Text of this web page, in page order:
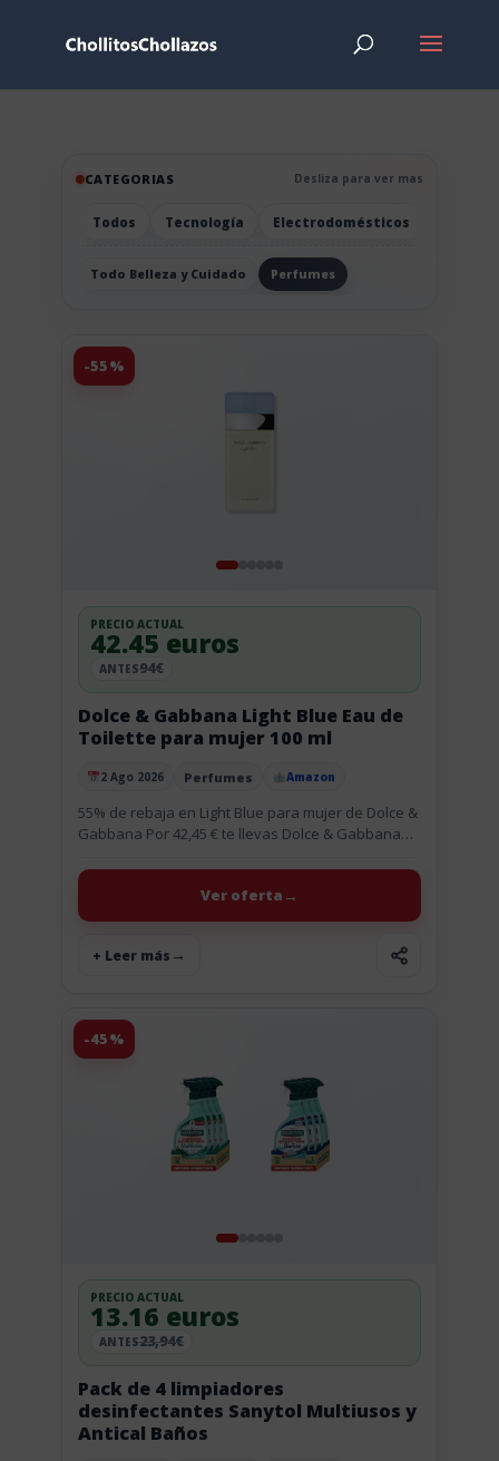
CATEGORIAS Desliza para ver mas
Todos Tecnología Electrodomésticos
Todo Belleza y Cuidado Perfumes
-55%
Publicado el
2 Ago 2026 Perfumes Amazon
Dolce & Gabbana Light Blue Eau de
Toilette para mujer 100 ml
PRECIO ACTUAL
42.45 euros
ANTES94€
55% de rebaja en Light Blue para mujer de Dolce &
Gabbana Por 42,45 € te llevas Dolce & Gabbana
+ Leer más
Ver oferta
-45%
Pack de 4 limpiadores
desinfectantes Sanytol Multiusos y
Antical Baños
PRECIO ACTUAL
13.16 euros
ANTES23,94€